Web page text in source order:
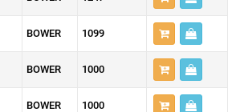
BOWER 1099
BOWER 1000
BOWER 1000